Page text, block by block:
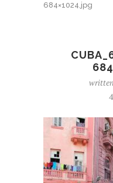
684×1024.jpg